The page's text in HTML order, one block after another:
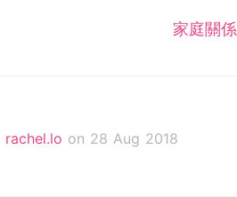
家庭關係
rachel.lo on 28 Aug 2018